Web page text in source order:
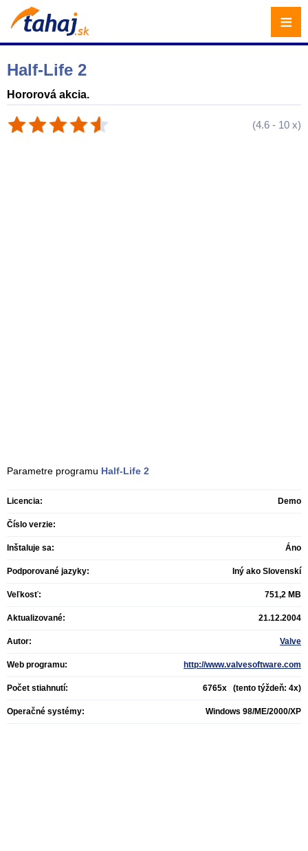
Half-Life 2
Hororová akcia.
(4.6 - 10 x)
Parametre programu Half-Life 2
Licencia: Demo
Číslo verzie:
Inštaluje sa: Áno
Podporované jazyky: Iný ako Slovenskí
Veľkosť: 751,2 MB
Aktualizované: 21.12.2004
Autor: Valve
Web programu: http://www.valvesoftware.com
Počet stiahnutí: 6765x (tento týždeň: 4x)
Operačné systémy: Windows 98/ME/2000/XP
≡